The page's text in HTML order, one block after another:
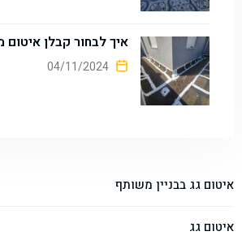
איך לבחור קבלן איטום
איטום גג בבניין משותף
איטום גג